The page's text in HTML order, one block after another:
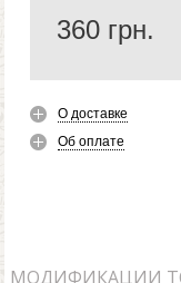
CH FLIP UNI
отлично дополнит
360 грн.
О доставке
Об оплате
МОДИФИКАЦИИ